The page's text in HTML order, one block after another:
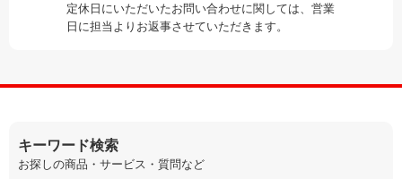
定休日にいただいたお問い合わせに関しては、営業
日に担当よりお返事させていただきます。
キーワード検索
お探しの商品・サービス・質問など